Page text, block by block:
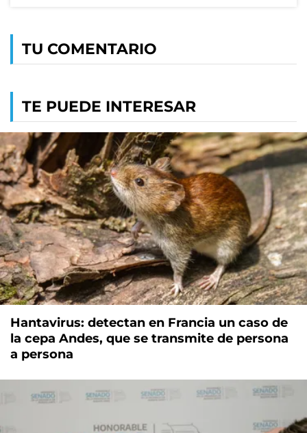
TU COMENTARIO
TE PUEDE INTERESAR
Hantavirus: detectan en Francia un caso de
la cepa Andes, que se transmite de persona
a persona